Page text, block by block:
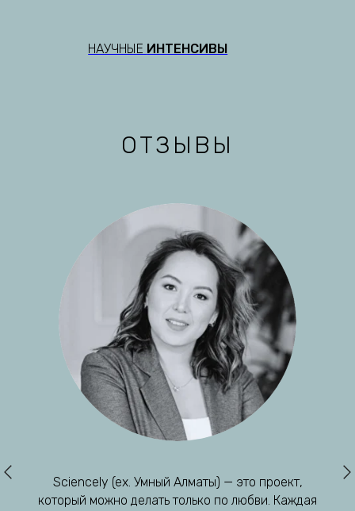
НАУЧНЫЕ ИНТЕНСИВЫ
ОТЗЫВЫ
Sciencely (ex. Умный Алматы) — это проект,
который можно делать только по любви. Каждая